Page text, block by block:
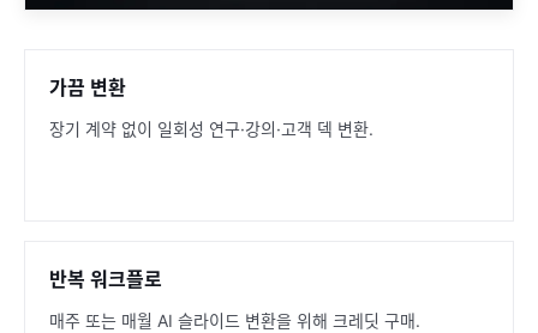
가끔 변환
장기 계약 없이 일회성 연구·강의·고객 덱 변환.
반복 워크플로
매주 또는 매월 AI 슬라이드 변환을 위해 크레딧 구매.